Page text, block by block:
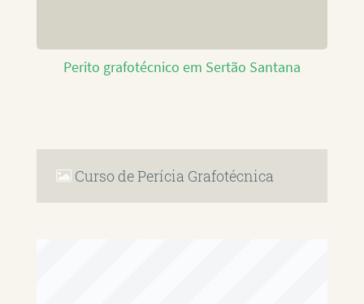
Perito grafotécnico em Sertão Santana
Curso de Perícia Grafotécnica